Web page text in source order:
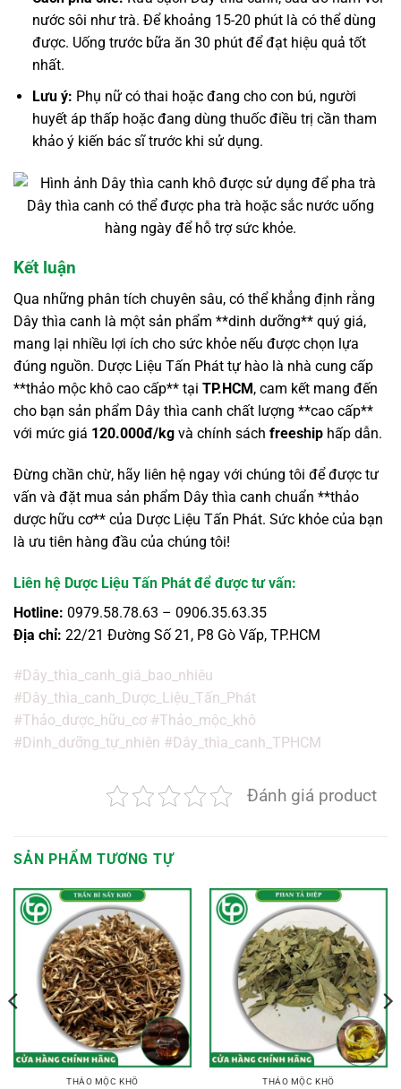
nước sôi như trà. Để khoảng 15-20 phút là có thể dùng
được. Uống trước bữa ăn 30 phút để đạt hiệu quả tốt
nhất.
Lưu ý: Phụ nữ có thai hoặc đang cho con bú, người
huyết áp thấp hoặc đang dùng thuốc điều trị cần tham
khảo ý kiến bác sĩ trước khi sử dụng.
Dây thìa canh có thể được pha trà hoặc sắc nước uống
hàng ngày để hỗ trợ sức khỏe.
Kết luận
Qua những phân tích chuyên sâu, có thể khẳng định rằng
Dây thìa canh là một sản phẩm **dinh dưỡng** quý giá,
mang lại nhiều lợi ích cho sức khỏe nếu được chọn lựa
đúng nguồn. Dược Liệu Tấn Phát tự hào là nhà cung cấp
**thảo mộc khô cao cấp** tại TP.HCM, cam kết mang đến
cho bạn sản phẩm Dây thìa canh chất lượng **cao cấp**
với mức giá 120.000đ/kg và chính sách freeship hấp dẫn.
Đừng chần chừ, hãy liên hệ ngay với chúng tôi để được tư
vấn và đặt mua sản phẩm Dây thìa canh chuẩn **thảo
dược hữu cơ** của Dược Liệu Tấn Phát. Sức khỏe của bạn
là ưu tiên hàng đầu của chúng tôi!
Liên hệ Dược Liệu Tấn Phát để được tư vấn:
Hotline: 0979.58.78.63 – 0906.35.63.35
Địa chỉ: 22/21 Đường Số 21, P8 Gò Vấp, TP.HCM
#Dây_thìa_canh_giá_bao_nhiêu
#Dây_thìa_canh_Dược_Liệu_Tấn_Phát
#Thảo_dược_hữu_cơ #Thảo_mộc_khô
#Dinh_dưỡng_tự_nhiên #Dây_thìa_canh_TPHCM
Đánh giá product
SẢN PHẨM TƯƠNG TỰ
THẢO MỘC KHÔ THẢO MỘC KHÔ
VND
VND